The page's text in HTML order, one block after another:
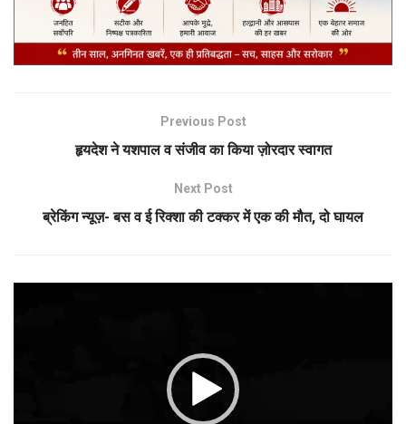
Previous Post
हृयदेश ने यशपाल व संजीव का किया ज़ोरदार स्वागत
Next Post
ब्रेकिंग न्यूज़- बस व ई रिक्शा की टक्कर में एक की मौत, दो घायल